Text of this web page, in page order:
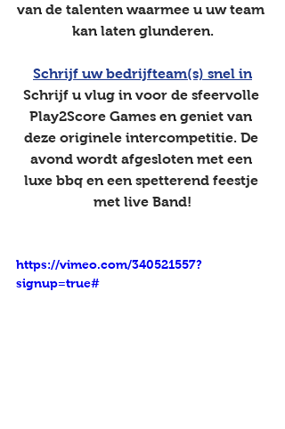
van de talenten waarmee u uw team
kan laten glunderen.
Schrijf uw bedrijfteam(s) snel in
Schrijf u vlug in voor de sfeervolle
Play2Score Games en geniet van
deze originele intercompetitie. De
avond wordt afgesloten met een
luxe bbq en een spetterend feestje
met live Band!
https://vimeo.com/340521557?
signup=true#